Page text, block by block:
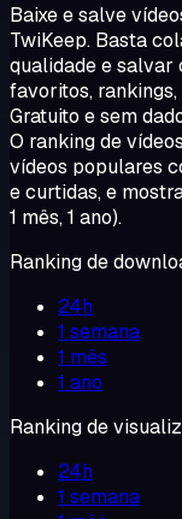
Baixe e salve
TwiKeep. Basta
qualidade e salvar
favoritos,
Gratuito e sem
O ranking de
vídeos populares
e curtidas, e
1 mês, 1 ano).
Ranking de
24h
1 semana
1 mês
1 ano
Ranking de
24h
1 semana